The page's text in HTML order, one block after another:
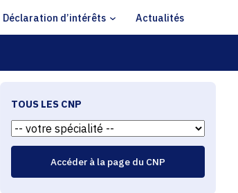
Déclaration d’intérêts Actualités
TOUS LES CNP